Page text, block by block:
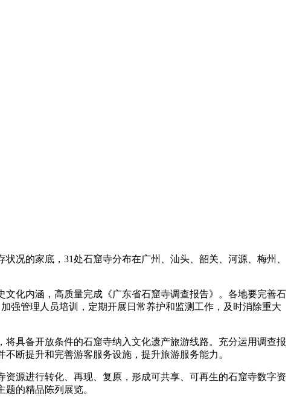
况的家底，31处石窟寺分布在广州、汕头、韶关、河源、梅州、
化内涵，高质量完成《广东省石窟寺调查报告》。各地要完善石
强管理人员培训，定期开展日常养护和监测工作，及时消除重大
具备开放条件的石窟寺纳入文化遗产旅游线路。充分运用调查报
断提升和完善游客服务设施，提升旅游服务能力。
源进行转化、再现、复原，形成可共享、可再生的石窟寺数字资
的精品陈列展览。